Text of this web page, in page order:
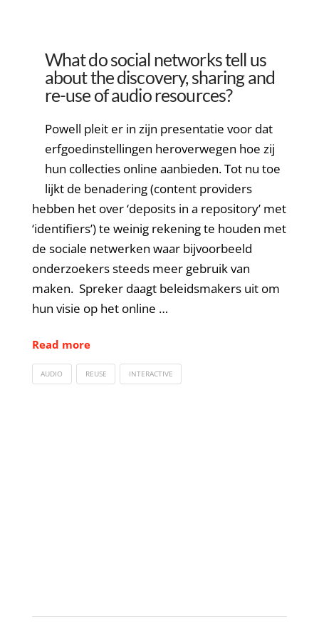
What do social networks tell us
about the discovery, sharing and
re-use of audio resources?
Powell pleit er in zijn presentatie voor dat
erfgoedinstellingen heroverwegen hoe zij
hun collecties online aanbieden. Tot nu toe
lijkt de benadering (content providers
hebben het over ‘deposits in a repository’ met
‘identifiers’) te weinig rekening te houden met
de sociale netwerken waar bijvoorbeeld
onderzoekers steeds meer gebruik van
maken. Spreker daagt beleidsmakers uit om
hun visie op het online …
Read more
AUDIO REUSE INTERACTIVE